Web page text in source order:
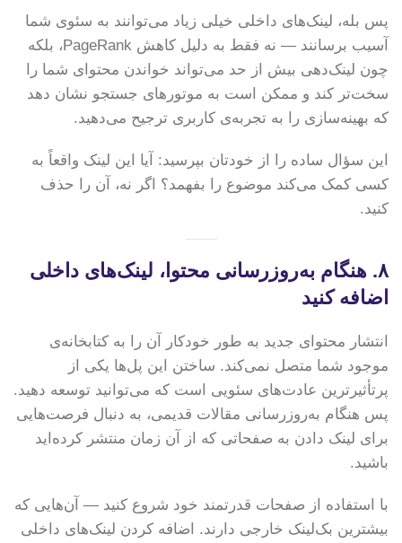
پس بله، لینک‌های داخلی خیلی زیاد می‌توانند به سئوی شما
آسیب برسانند — نه فقط به دلیل کاهش PageRank، بلکه
چون لینک‌دهی بیش از حد می‌تواند خواندن محتوای شما را
سخت‌تر کند و ممکن است به موتورهای جستجو نشان دهد
که بهینه‌سازی را به تجربه‌ی کاربری ترجیح می‌دهید.
این سؤال ساده را از خودتان بپرسید: آیا این لینک واقعاً به
کسی کمک می‌کند موضوع را بفهمد؟ اگر نه، آن را حذف
کنید.
۸. هنگام به‌روزرسانی محتوا، لینک‌های داخلی
اضافه کنید
انتشار محتوای جدید به طور خودکار آن را به کتابخانه‌ی
موجود شما متصل نمی‌کند. ساختن این پل‌ها یکی از
پرتأثیرترین عادت‌های سئویی است که می‌توانید توسعه دهید.
پس هنگام به‌روزرسانی مقالات قدیمی، به دنبال فرصت‌هایی
برای لینک دادن به صفحاتی که از آن زمان منتشر کرده‌اید
باشید.
با استفاده از صفحات قدرتمند خود شروع کنید — آن‌هایی که
بیشترین بک‌لینک خارجی دارند. اضافه کردن لینک‌های داخلی